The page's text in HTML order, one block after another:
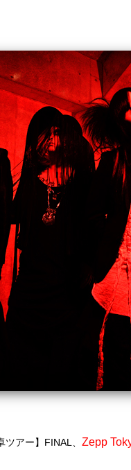
アー】FINAL、 Zepp